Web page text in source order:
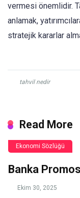
vermesi önemlidir.
anlamak,
stratejik kararlar
tahvil nedir
Read More
Ekonomi Sözlüğü
Banka
Ekim 30, 2025